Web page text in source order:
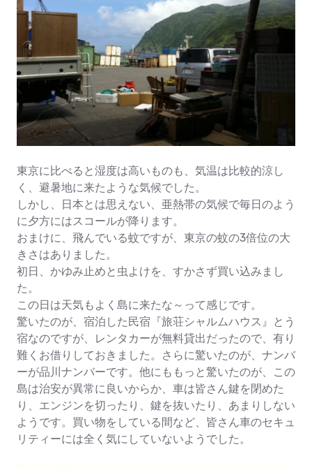
東京に比べると湿度は高いものも、気温は比較的涼し
く、避暑地に来たような気候でした。
しかし、日本とは思えない、亜熱帯の気候で毎日のよう
に夕方にはスコールが降ります。
おまけに、飛んでいる蚊ですが、東京の蚊の3倍位の大
きさはありました。
初日、かゆみ止めと虫よけを、すかさず買い込みまし
た。
この日は天気もよく島に来たな～って感じです。
驚いたのが、宿泊した民宿『旅荘シャルムハウス』とう
宿なのですが、レンタカーが無料貸出だったので、有り
難くお借りしておきました。さらに驚いたのが、ナンバ
ーが品川ナンバーです。他にももっと驚いたのが、この
島は治安が異常に良いからか、車は皆さん鍵を閉めた
り、エンジンを切ったり、鍵を抜いたり、あまりしない
ようです。買い物をしている間など、皆さん車のセキュ
リティーには全く気にしていないようでした。